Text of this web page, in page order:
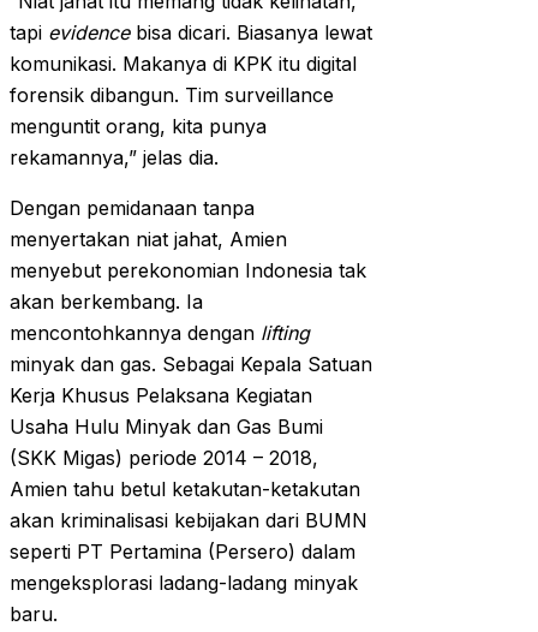
tapi evidencebisa dicari. Biasanya lewat
komunikasi. Makanya di KPK itu digital
forensik dibangun. Tim surveillance
menguntit orang, kita punya
rekamannya,” jelas dia.
Dengan pemidanaan tanpa
menyertakan niat jahat, Amien
menyebut perekonomian Indonesia tak
akan berkembang. Ia
mencontohkannya dengan lifting
minyak dan gas. Sebagai Kepala Satuan
Kerja Khusus Pelaksana Kegiatan
Usaha Hulu Minyak dan Gas Bumi
(SKK Migas) periode 2014 – 2018,
Amien tahu betul ketakutan-ketakutan
akan kriminalisasi kebijakan dari BUMN
seperti PT Pertamina (Persero) dalam
mengeksplorasi ladang-ladang minyak
baru.